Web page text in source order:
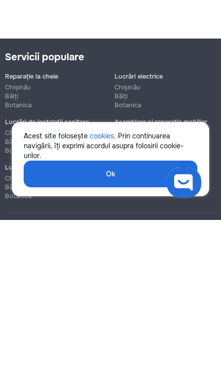
Acest site folosește cookies. Prin continuarea
navigării, îți exprimi acordul asupra folosirii cookie-
urilor.
Ok
Servicii populare
Reparație la cheie
Chișinău
Bălți
Botanica
Lucrări electrice
Chișinău
Bălți
Botanica
Lucrări de instalații sanitare
Chișinău
Bălți
Botanica
Asamblare și reparație mobilier
Chișinău
Botanica
Lucrări de construcție și instalare
Chișinău
Bălți
Botanica